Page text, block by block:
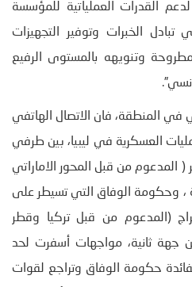
القدرات العملياتية للمؤسسة
الخبرات وتوفير التجهيزات
وتنويهه بالمستوى الرفيع
في المنطقة، فان الاتصال الهاتفي
العسكرية في ليبيا، بين طرفي
( المدعوم من قبل المحور الاماراتي
وحكومة الوفاق التي تسيطر على
(المدعوم من قبل تركيا وقطر
جهة ثانية، مواجهات أسفرت لحد
حكومة الوفاق وتراجع لقوات